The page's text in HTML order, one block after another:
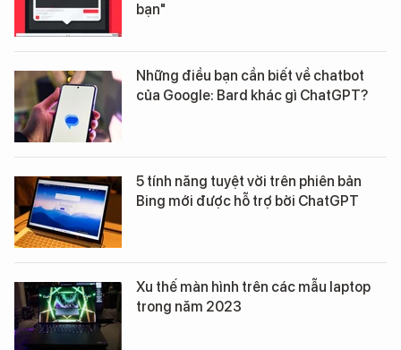
bạn"
Những điều bạn cần biết về chatbot
của Google: Bard khác gì ChatGPT?
5 tính năng tuyệt vời trên phiên bản
Bing mới được hỗ trợ bởi ChatGPT
Xu thế màn hình trên các mẫu laptop
trong năm 2023